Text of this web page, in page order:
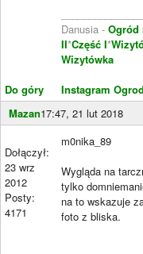
Do góry
Danusia - Ogród
II*Część I*
Wizytówka
Instagram
Mazan17:47, 21 lut 2018
Dołączył:
23 wrz
2012
Posty:
4171
m0nika_89
Wygląda na
tylko
na to wskazuje
foto z bliska.